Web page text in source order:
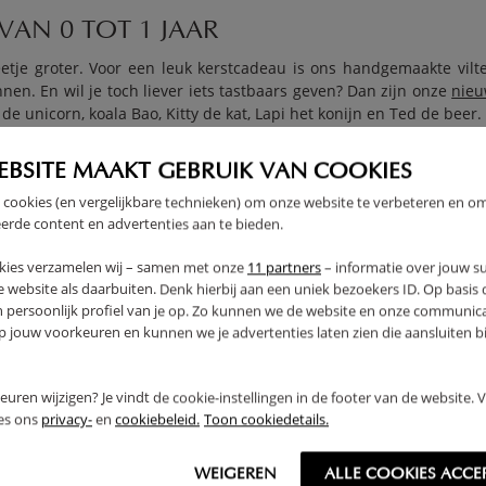
MAAKT GEBRUIK VAN COOKIES
(en vergelijkbare technieken) om onze website te verbeteren en
content en advertenties aan te bieden.
verzamelen wij – samen met onze 11 partners– informatie over jouw
website als daarbuiten. Denk hierbij aan een uniek bezoekers ID. Op basis
persoonlijk profiel van je op. Zo kunnen we de website en onze
jouw voorkeuren en kunnen we je advertenties laten zien die aansluiten
wijzigen? Je vindt de cookie-instellingen in de footer van de website.
ons privacy-en cookiebeleid. Toon cookiedetails.
WEIGEREN ALLE COOKIES
0 TOT 1 JAAR
groter. Voor een leuk kerstcadeau is ons handgemaakte
En wil je toch liever iets tastbaars geven? Dan zijn onze
unicorn, koala Bao, Kitty de kat, Lapi het konijn en Ted de beer.
1 TOT 2 JAAR
leuk kerstcadeau, maar wist je dat ze ook nog eens de
houten trekdier is ook ideaal speelgoed voor als je op pad
vormen stovenook om cadeau te geven. Het geluid van
zijn of haar woordenschat.
VAN 2 TOT 3 JAAR
circus loopwagenis daarvoor echt een must-have. Met deze
de knuffels of ander speelgoed ermee vervoeren. Daarnaast
have, want hoe leuk is het om voor papa, mama, oma, opa of